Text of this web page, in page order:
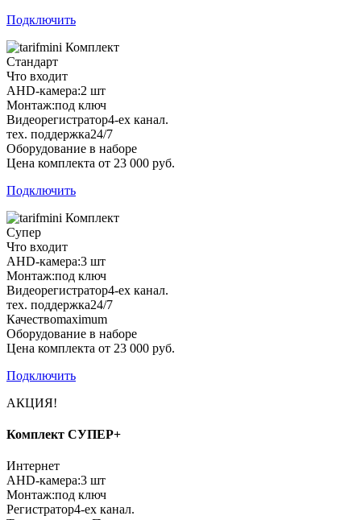
Подключить
Комплект
Стандарт
Что входит
AHD-камера:2 шт
Монтаж:под ключ
Видеорегистратор4-ех канал.
тех. поддержка24/7
Оборудование в наборе
Цена комплекта от 23 000 руб.
Подключить
Комплект
Супер
Что входит
AHD-камера:3 шт
Монтаж:под ключ
Видеорегистратор4-ех канал.
тех. поддержка24/7
Качествоmaximum
Оборудование в наборе
Цена комплекта от 23 000 руб.
Подключить
АКЦИЯ!
Комплект СУПЕР+
Интернет
AHD-камера:3 шт
Монтаж:под ключ
Регистратор4-ех канал.